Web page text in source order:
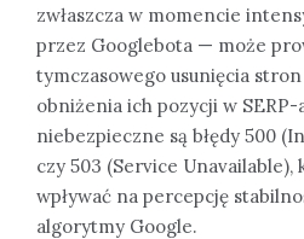
zwłaszcza w momencie
przez Googlebota — może
tymczasowego usunięcia
obniżenia ich pozycji w SERP-
niebezpieczne są błędy 500
czy 503 (Service
wpływać na percepcję
algorytmy Google.